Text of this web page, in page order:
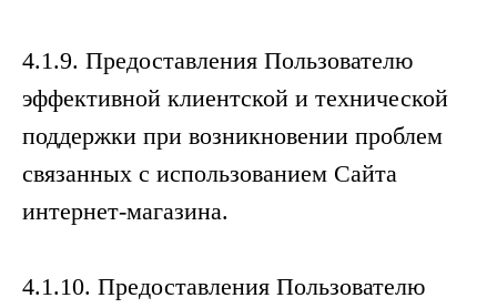
4.1.9. Предоставления Пользователю
эффективной клиентской и технической
поддержки при возникновении проблем
связанных с использованием Сайта
интернет-магазина.
4.1.10. Предоставления Пользователю